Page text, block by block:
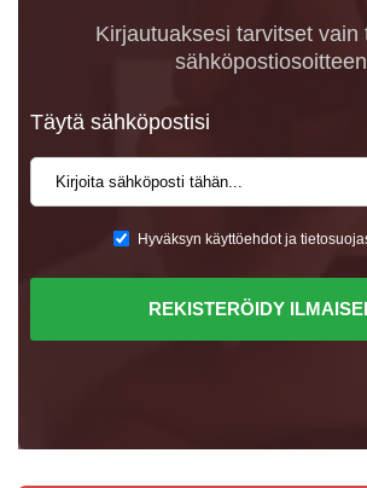
Kirjautuaksesi tarvitset vain
sähköpostiosoitteen
Täytä sähköpostisi
Hyväksyn käyttöehdot ja
REKISTERÖIDY